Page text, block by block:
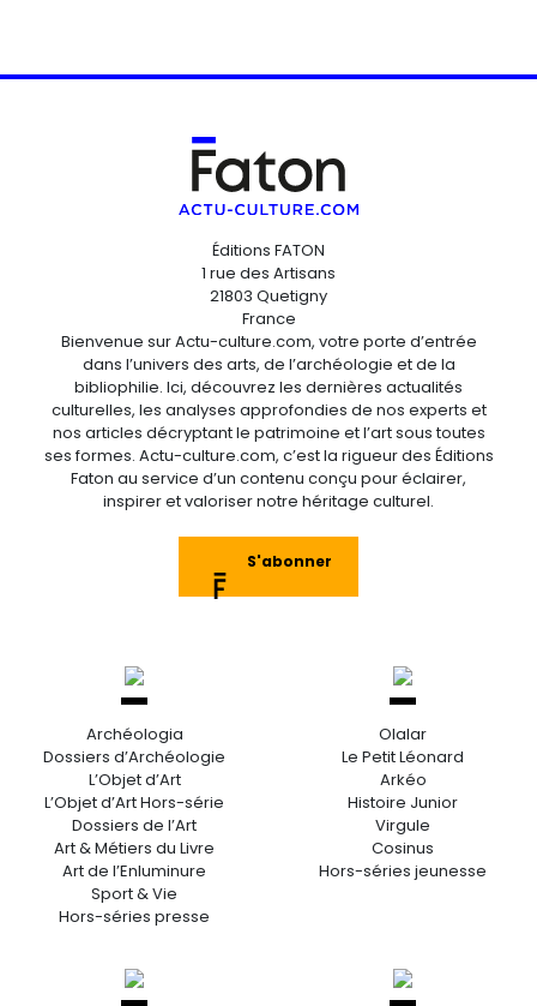
Éditions FATON
1 rue des Artisans
21803 Quetigny
France
Bienvenue sur Actu-culture.com, votre porte d’entrée
dans l’univers des arts, de l’archéologie et de la
bibliophilie. Ici, découvrez les dernières actualités
culturelles, les analyses approfondies de nos experts et
nos articles décryptant le patrimoine et l’art sous toutes
ses formes. Actu-culture.com, c’est la rigueur des Éditions
Faton au service d’un contenu conçu pour éclairer,
inspirer et valoriser notre héritage culturel.
S'abonner
Archéologia
Dossiers d’Archéologie
L’Objet d’Art
L’Objet d’Art Hors-série
Dossiers de l’Art
Art & Métiers du Livre
Art de l’Enluminure
Sport & Vie
Hors-séries presse
Olalar
Le Petit Léonard
Arkéo
Histoire Junior
Virgule
Cosinus
Hors-séries jeunesse